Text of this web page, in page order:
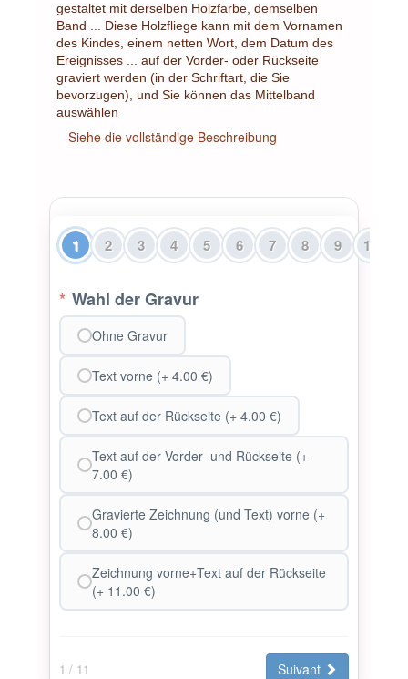
gestaltet mit derselben Holzfarbe, demselben
Band ... Diese Holzfliege kann mit dem Vornamen
des Kindes, einem netten Wort, dem Datum des
Ereignisses ... auf der Vorder- oder Rückseite
graviert werden (in der Schriftart, die Sie
bevorzugen), und Sie können das Mittelband
auswählen
Siehe die vollständige Beschreibung
1 2 3 4 5 6 7 8 9 10
* Wahl der Gravur
Ohne Gravur
Text vorne (+ 4.00 €)
Text auf der Rückseite (+ 4.00 €)
Text auf der Vorder- und Rückseite (+
7.00 €)
Gravierte Zeichnung (und Text) vorne (+
8.00 €)
Zeichnung vorne+Text auf der Rückseite
(+ 11.00 €)
1 / 11 Suivant